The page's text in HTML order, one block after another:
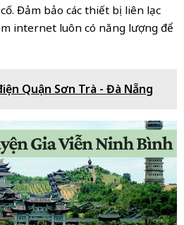
Đảm bảo các thiết bị liên lạc
internet luôn có năng lượng để
Quận Sơn Trà - Đà Nẵng